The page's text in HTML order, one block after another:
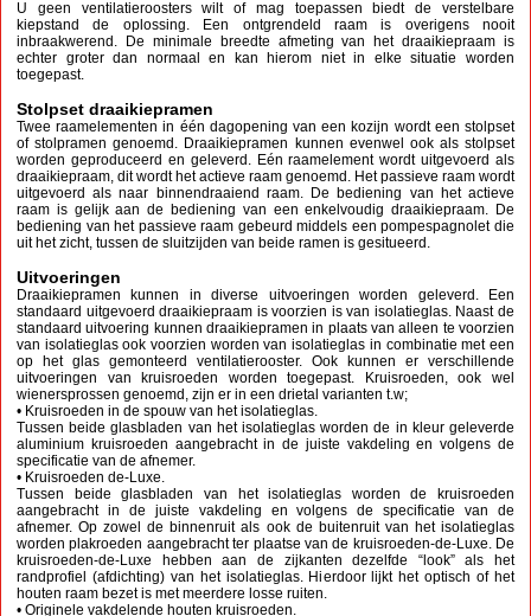
U geen ventilatieroosters wilt of mag toepassen biedt de verstelbare
kiepstand de oplossing. Een ontgrendeld raam is overigens nooit
inbraakwerend. De minimale breedte afmeting van het draaikiepraam is
echter groter dan normaal en kan hierom niet in elke situatie worden
toegepast.
Stolpset draaikiepramen
Twee raamelementen in één dagopening van een kozijn wordt een stolpset
of stolpramen genoemd. Draaikiepramen kunnen evenwel ook als stolpset
worden geproduceerd en geleverd. Eén raamelement wordt uitgevoerd als
draaikiepraam, dit wordt het actieve raam genoemd. Het passieve raam wordt
uitgevoerd als naar binnendraaiend raam. De bediening van het actieve
raam is gelijk aan de bediening van een enkelvoudig draaikiepraam. De
bediening van het passieve raam gebeurd middels een pompespagnolet die
uit het zicht, tussen de sluitzijden van beide ramen is gesitueerd.
Uitvoeringen
Draaikiepramen kunnen in diverse uitvoeringen worden geleverd. Een
standaard uitgevoerd draaikiepraam is voorzien is van isolatieglas. Naast de
standaard uitvoering kunnen draaikiepramen in plaats van alleen te voorzien
van isolatieglas ook voorzien worden van isolatieglas in combinatie met een
op het glas gemonteerd ventilatierooster. Ook kunnen er verschillende
uitvoeringen van kruisroeden worden toegepast. Kruisroeden, ook wel
wienersprossen genoemd, zijn er in een drietal varianten t.w;
• Kruisroeden in de spouw van het isolatieglas.
Tussen beide glasbladen van het isolatieglas worden de in kleur geleverde
aluminium kruisroeden aangebracht in de juiste vakdeling en volgens de
specificatie van de afnemer.
• Kruisroeden de-Luxe.
Tussen beide glasbladen van het isolatieglas worden de kruisroeden
aangebracht in de juiste vakdeling en volgens de specificatie van de
afnemer. Op zowel de binnenruit als ook de buitenruit van het isolatieglas
worden plakroeden aangebracht ter plaatse van de kruisroeden-de-Luxe. De
kruisroeden-de-Luxe hebben aan de zijkanten dezelfde “look” als het
randprofiel (afdichting) van het isolatieglas. Hierdoor lijkt het optisch of het
houten raam bezet is met meerdere losse ruiten.
• Originele vakdelende houten kruisroeden.